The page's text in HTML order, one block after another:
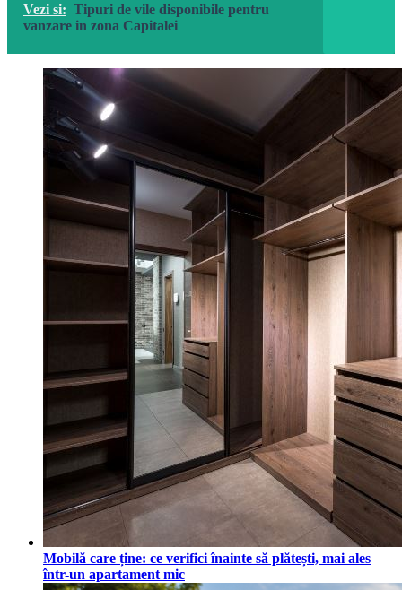
Vezi si: Tipuri de vile disponibile pentru
vanzare in zona Capitalei
Mobilă care ține: ce verifici înainte să plătești, mai ales
într-un apartament mic